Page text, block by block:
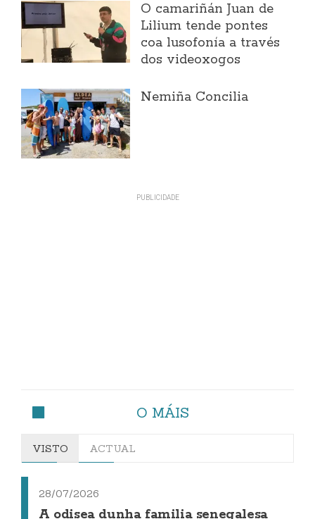
O camariñán Juan de
Lilium tende pontes
coa lusofonía a través
dos videoxogos
Nemiña Concilia
O MÁIS
VISTO ACTUAL
28/07/2026
A odisea dunha familia senegalesa